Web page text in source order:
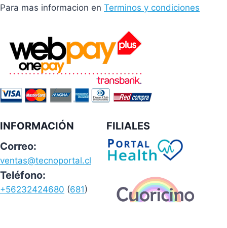
Para mas informacion en Terminos y condiciones
INFORMACIÓN
Correo:
ventas@tecnoportal.cl
Teléfono:
+56232424680 (681)
FILIALES